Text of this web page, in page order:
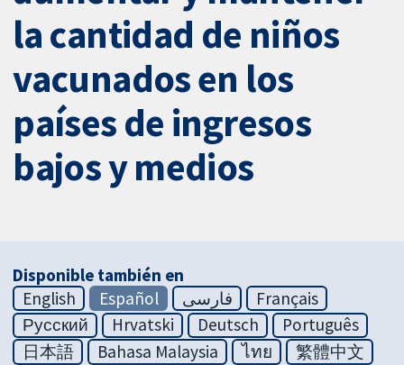
la cantidad de niños
vacunados en los
países de ingresos
bajos y medios
Disponible también en
English
Español فارسی
Français
Русский
Hrvatski Deutsch
Português
日本語
Bahasa Malaysia ไทย
繁體中文